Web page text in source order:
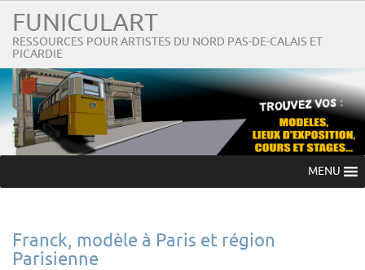
FUNICULART
RESSOURCES POUR ARTISTES DU NORD PAS-DE-CALAIS ET
PICARDIE
MENU
Franck, modèle à Paris et région
Parisienne